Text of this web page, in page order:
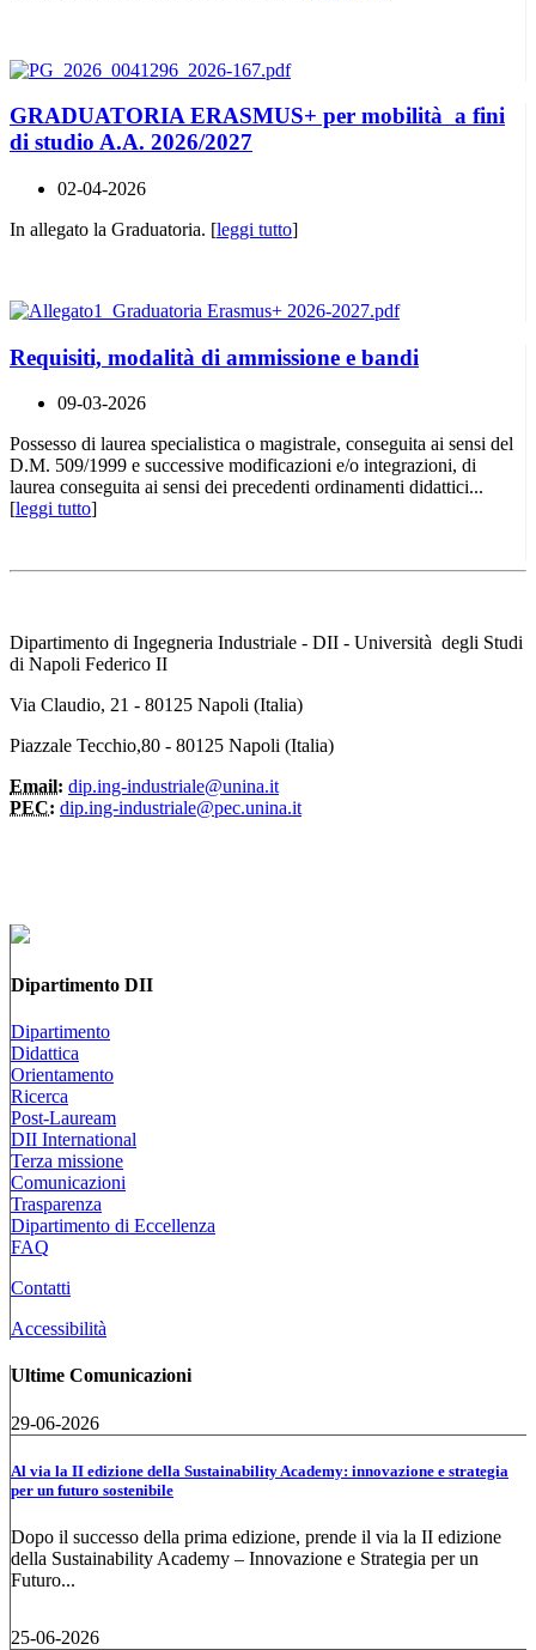
GRADUATORIA ERASMUS+ per mobilità a fini
di studio A.A. 2026/2027
02-04-2026
In allegato la Graduatoria. [leggi tutto]
Requisiti, modalità di ammissione e bandi
09-03-2026
Possesso di laurea specialistica o magistrale, conseguita ai sensi del
D.M. 509/1999 e successive modificazioni e/o integrazioni, di
laurea conseguita ai sensi dei precedenti ordinamenti didattici...
[leggi tutto]
Dipartimento di Ingegneria Industriale - DII - Università degli Studi
di Napoli Federico II
Via Claudio, 21 - 80125 Napoli (Italia)
Piazzale Tecchio,80 - 80125 Napoli (Italia)
Email: dip.ing-industriale@unina.it
PEC: dip.ing-industriale@pec.unina.it
Dipartimento DII
Dipartimento
Didattica
Orientamento
Ricerca
Post-Lauream
DII International
Terza missione
Comunicazioni
Trasparenza
Dipartimento di Eccellenza
FAQ
Contatti
Accessibilità
Ultime Comunicazioni
29-06-2026
Al via la II edizione della Sustainability Academy: innovazione e strategia
per un futuro sostenibile
Dopo il successo della prima edizione, prende il via la II edizione
della Sustainability Academy – Innovazione e Strategia per un
Futuro...
25-06-2026